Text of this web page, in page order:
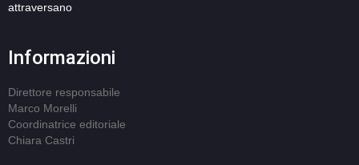
attraversano
Informazioni
Direttore responsabile
Marco Morelli
Coordinatrice editoriale
Chiara Castri